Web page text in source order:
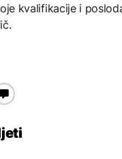
kvalifikacije i